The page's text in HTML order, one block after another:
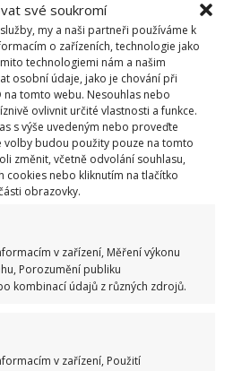
své soukromí
my a naši partneři používáme k
o zařízeních, technologie jako
technologiemi nám a našim
osobní údaje, jako je chování při
tomto webu. Nesouhlas nebo
ovlivnit určité vlastnosti a funkce.
s výše uvedeným nebo proveďte
budou použity pouze na tomto
změnit, včetně odvolání souhlasu,
cookies nebo kliknutím na tlačítko
obrazovky.
v zařízení, Měření výkonu
Porozumění publiku
kombinací údajů z různých zdrojů.
v zařízení, Použití
na něj dotace vztahují a
najít informace na
životního
příslušném místním úřadu.
nebo vás odkáží
lidem bezplatně
jsme pro vás napsali i
domácnosti (senioři,